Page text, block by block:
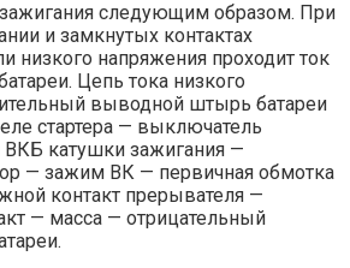
следующим образом. При
и замкнутых контактах
низкого напряжения проходит ток
Цепь тока низкого
выводной штырь батареи
стартера — выключатель
катушки зажигания —
— зажим ВК — первичная обмотка
контакт прерывателя —
— масса — отрицательный